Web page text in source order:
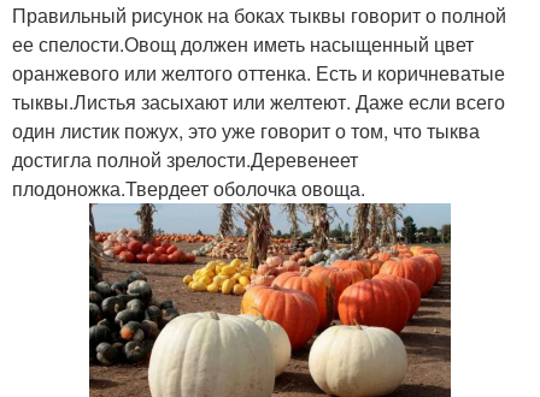
Правильный рисунок на боках тыквы говорит о полной
ее спелости.Овощ должен иметь насыщенный цвет
оранжевого или желтого оттенка. Есть и коричневатые
тыквы.Листья засыхают или желтеют. Даже если всего
один листик пожух, это уже говорит о том, что тыква
достигла полной зрелости.Деревенеет
плодоножка.Твердеет оболочка овоща.